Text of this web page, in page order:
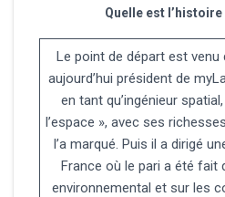
Quelle est l’histoire
Le point de départ est venu
aujourd’hui président de
en tant qu’ingénieur
l’espace », avec ses
l’a marqué. Puis il a dirigé
France où le pari a été fait
environnemental et sur les